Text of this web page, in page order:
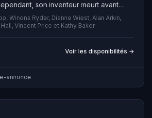
son inventeur meurt avant
travail, laissant Edward avec des
tranchants à la place de doigts.
Winona Ryder, Dianne Wiest, Alan Arkin,
Vincent Price et Kathy Baker
Voir les disponibilités →
annonce